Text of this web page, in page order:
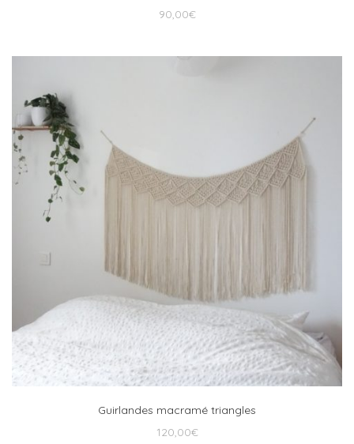
90,00€
Guirlandes macramé triangles
120,00€